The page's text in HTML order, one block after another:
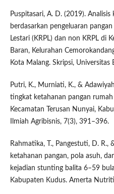
Puspitasari, A. D. (2019).
berdasarkan pengeluaran
Lestari (KRPL) dan non KRPL di
Baran, Kelurahan
Kota Malang. Skripsi, Universitas
Putri, K., Murniati, K., &
tingkat ketahanan pangan
Kecamatan Terusan Nunyai,
Ilmiah Agribisnis, 7(3), 391–396.
Rahmatika, T., Pangestuti, D. R.,
ketahanan pangan, pola asuh,
kejadian stunting balita 6–59
Kabupaten Kudus. Amerta